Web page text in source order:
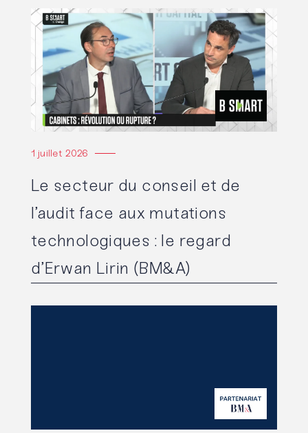
1 juillet 2026
Le secteur du conseil et de
l’audit face aux mutations
technologiques : le regard
d’Erwan Lirin (BM&A)
Lire l'article